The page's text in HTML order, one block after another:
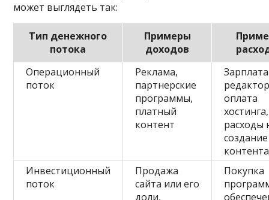
может выглядеть так:
Тип денежного
потока
Примеры
доходов
Операционный
поток
Реклама,
партнерские
программы,
платный
контент
Зарплата
оплата
хостинга,
расходы
создание
контента
Инвестиционный
поток
Продажа
сайта или его
доли,
Покупка